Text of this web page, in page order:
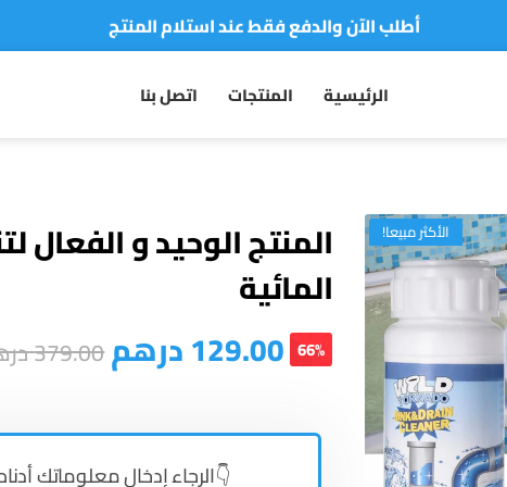
أطلب الآن والدفع فقط عند استلام المنتج
الرئيسية المنتجات اتصل بنا
الأكثر مبيعا!
المنتج الوحيد و الفعال
المائية
129.00درهم379.00 66%
👇الرجاء إدخال معلوماتك